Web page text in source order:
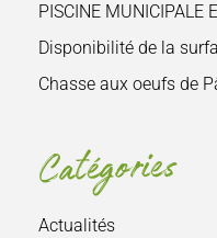
PISCINE MUNICIPALE
Disponibilité de la
Chasse aux oeufs de
Catégories
Actualités